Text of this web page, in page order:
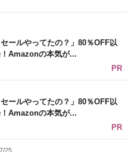
セールやってたの？」80％OFF以
Amazonの本気が...
PR
セールやってたの？」80％OFF以
Amazonの本気が...
PR
25